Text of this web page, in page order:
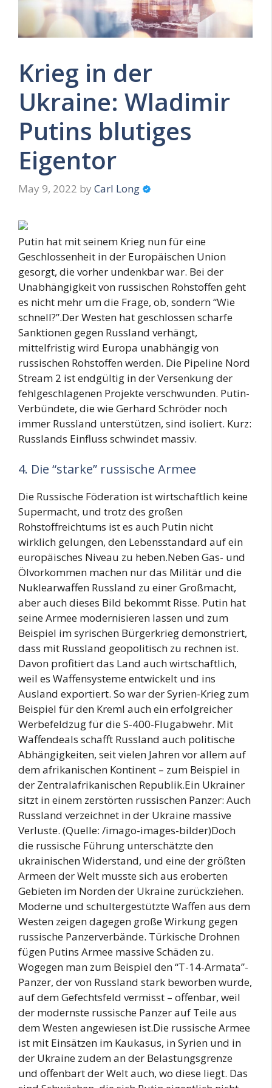
Krieg in der
Ukraine: Wladimir
Putins blutiges
Eigentor
May 9, 2022 by Carl Long
Putin hat mit seinem Krieg nun für eine
Geschlossenheit in der Europäischen Union
gesorgt, die vorher undenkbar war. Bei der
Unabhängigkeit von russischen Rohstoffen geht
es nicht mehr um die Frage, ob, sondern “Wie
schnell?”.Der Westen hat geschlossen scharfe
Sanktionen gegen Russland verhängt,
mittelfristig wird Europa unabhängig von
russischen Rohstoffen werden. Die Pipeline Nord
Stream 2 ist endgültig in der Versenkung der
fehlgeschlagenen Projekte verschwunden. Putin-
Verbündete, die wie Gerhard Schröder noch
immer Russland unterstützen, sind isoliert. Kurz:
Russlands Einfluss schwindet massiv.
4. Die “starke” russische Armee
Die Russische Föderation ist wirtschaftlich keine
Supermacht, und trotz des großen
Rohstoffreichtums ist es auch Putin nicht
wirklich gelungen, den Lebensstandard auf ein
europäisches Niveau zu heben.Neben Gas- und
Ölvorkommen machen nur das Militär und die
Nuklearwaffen Russland zu einer Großmacht,
aber auch dieses Bild bekommt Risse. Putin hat
seine Armee modernisieren lassen und zum
Beispiel im syrischen Bürgerkrieg demonstriert,
dass mit Russland geopolitisch zu rechnen ist.
Davon profitiert das Land auch wirtschaftlich,
weil es Waffensysteme entwickelt und ins
Ausland exportiert. So war der Syrien-Krieg zum
Beispiel für den Kreml auch ein erfolgreicher
Werbefeldzug für die S-400-Flugabwehr. Mit
Waffendeals schafft Russland auch politische
Abhängigkeiten, seit vielen Jahren vor allem auf
dem afrikanischen Kontinent – zum Beispiel in
der Zentralafrikanischen Republik.Ein Ukrainer
sitzt in einem zerstörten russischen Panzer: Auch
Russland verzeichnet in der Ukraine massive
Verluste. (Quelle: /imago-images-bilder)Doch
die russische Führung unterschätzte den
ukrainischen Widerstand, und eine der größten
Armeen der Welt musste sich aus eroberten
Gebieten im Norden der Ukraine zurückziehen.
Moderne und schultergestützte Waffen aus dem
Westen zeigen dagegen große Wirkung gegen
russische Panzerverbände. Türkische Drohnen
fügen Putins Armee massive Schäden zu.
Wogegen man zum Beispiel den “T-14-Armata”-
Panzer, der von Russland stark beworben wurde,
auf dem Gefechtsfeld vermisst – offenbar, weil
der modernste russische Panzer auf Teile aus
dem Westen angewiesen ist.Die russische Armee
ist mit Einsätzen im Kaukasus, in Syrien und in
der Ukraine zudem an der Belastungsgrenze
und offenbart der Welt auch, wo diese liegt. Das